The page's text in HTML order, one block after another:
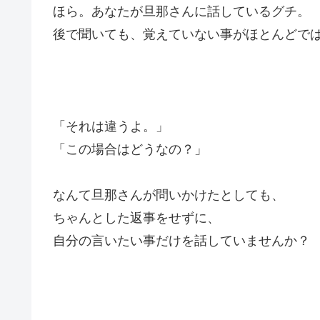
ほら。あなたが旦那さんに話しているグチ。
後で聞いても、覚えていない事がほとんどで
「それは違うよ。」
「この場合はどうなの？」
なんて旦那さんが問いかけたとしても、
ちゃんとした返事をせずに、
自分の言いたい事だけを話していませんか？